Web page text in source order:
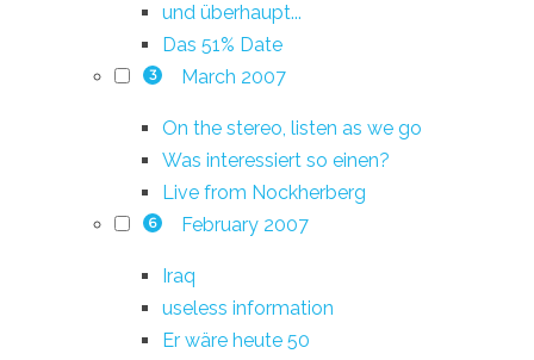
und überhaupt...
Das 51% Date
3 March 2007
On the stereo, listen as we go
Was interessiert so einen?
Live from Nockherberg
6 February 2007
Iraq
useless information
Er wäre heute 50